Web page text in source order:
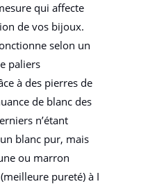
qui affecte
de vos bijoux.
selon un
paliers
à des pierres de
de blanc des
n’étant
blanc pur, mais
ou marron
pureté) à I